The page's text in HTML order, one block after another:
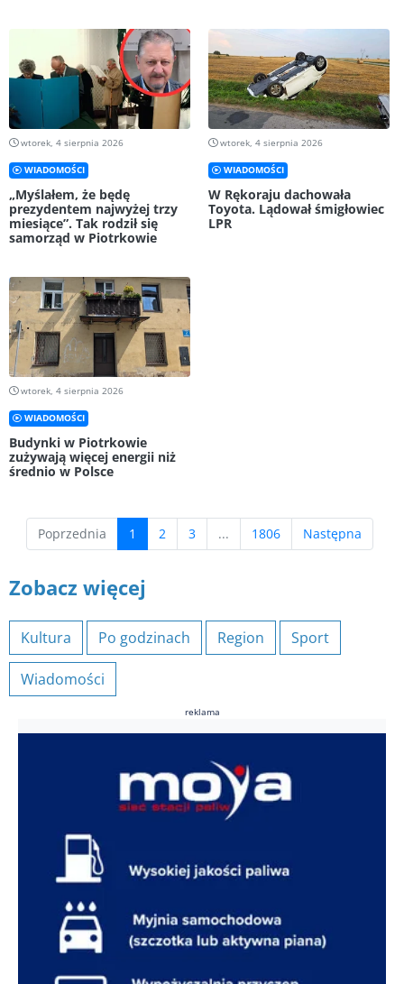
wtorek, 4 sierpnia 2026
WIADOMOŚCI
„Myślałem, że będę
prezydentem najwyżej trzy
miesiące”. Tak rodził się
samorząd w Piotrkowie
wtorek, 4 sierpnia 2026
WIADOMOŚCI
W Rękoraju dachowała
Toyota. Lądował śmigłowiec
LPR
wtorek, 4 sierpnia 2026
WIADOMOŚCI
Budynki w Piotrkowie
zużywają więcej energii niż
średnio w Polsce
Poprzednia 1 (current)
2 3 ... 1806 Następna
Zobacz więcej
Kultura Po godzinach Region Sport
Wiadomości
reklama